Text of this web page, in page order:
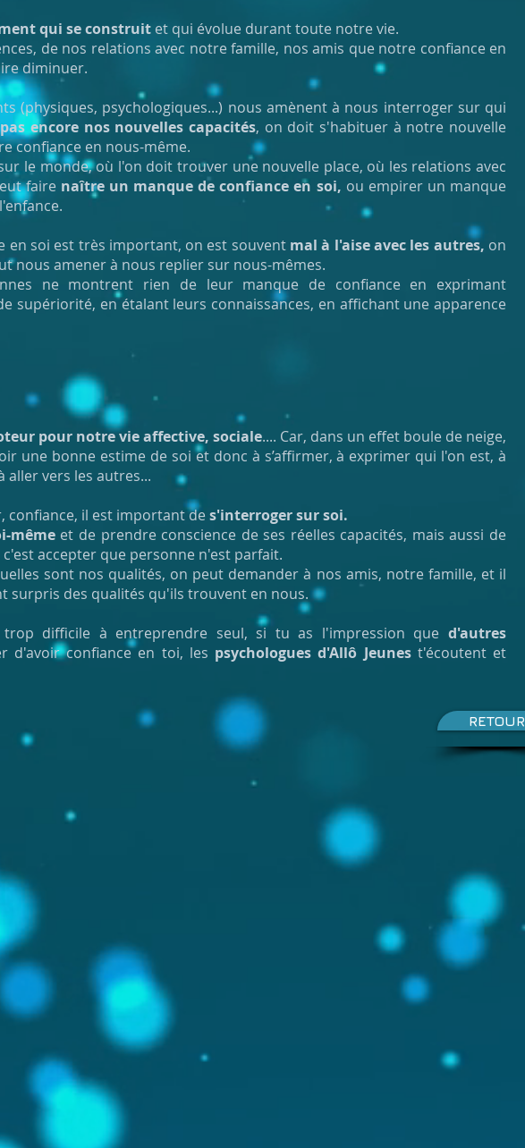
qui se construit et qui évolue durant toute notre vie.
de nos relations avec notre famille, nos amis que notre confiance en
diminuer.
(physiques, psychologiques...) nous amènent à nous interroger sur qui
encore nos nouvelles capacités, on doit s'habituer à notre nouvelle
confiance en nous-même.
le monde, où l'on doit trouver une nouvelle place, où les relations avec
fairenaître un manque de confiance en soi, ou empirer un manque
en soi est très important, on est souvent mal à l'aise avec les autres, on
nous amener à nous replier sur nous-mêmes.
ne montrent rien de leur manque de confiance en exprimant
supériorité, en étalant leurs connaissances, en affichant une apparence
pour notre vie affective, sociale.... Car, dans un effet boule de neige,
une bonne estime de soi et donc à s’affirmer, à exprimer qui l'on est, à
vers les autres...
confiance, il est important des'interroger sur soi.
mêmeet de prendre conscience de ses réelles capacités, mais aussi de
c'est accepter que personne n'est parfait.
sont nos qualités, on peut demander à nos amis, notre famille, et il
surpris des qualités qu'ils trouvent en nous.
difficile à entreprendre seul, si tu as l'impression que d'autres
d'avoir confiance en toi, les psychologues d'Allô Jeunest'écoutent et
RETOUR